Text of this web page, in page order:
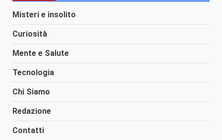
Misteri e insolito
Curiosità
Mente e Salute
Tecnologia
Chi Siamo
Redazione
Contatti